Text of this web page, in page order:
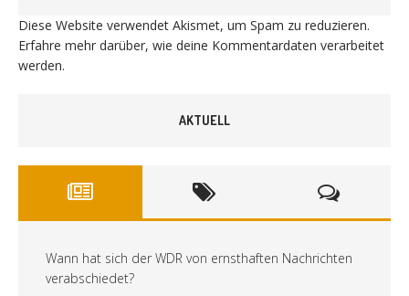
Diese Website verwendet Akismet, um Spam zu reduzieren.
Erfahre mehr darüber, wie deine Kommentardaten verarbeitet
werden.
AKTUELL
Wann hat sich der WDR von ernsthaften Nachrichten
verabschiedet?